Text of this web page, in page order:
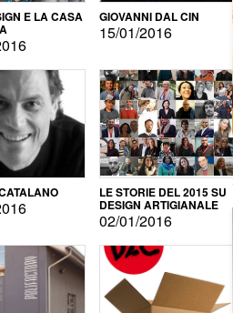
E LA CASA GIOVANNI DAL CIN
15/01/2016
LE STORIE DEL 2015 SU
DESIGN ARTIGIANALE
02/01/2016